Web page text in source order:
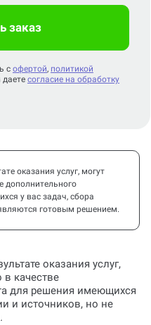
заказ
с офертой, политикой
даете согласие на обработку
оказания услуг, могут
дополнительного
у вас задач, сбора
готовым решением.
оказания услуг,
в качестве
для решения имеющихся
и источников, но не